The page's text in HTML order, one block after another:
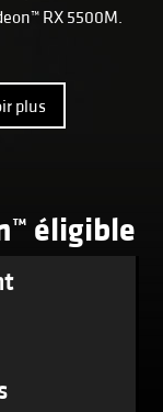
RX 5500M.
plus
éligible